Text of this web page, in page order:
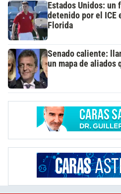
Estados Unidos:
detenido por el ICE
Florida
Senado caliente:
un mapa de aliados